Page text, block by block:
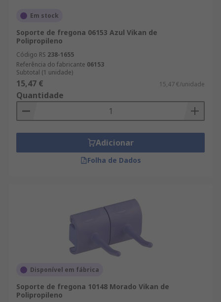
Em stock
Soporte de fregona 06153 Azul Vikan de
Polipropileno
Código RS 238-1655
Referência do fabricante 06153
Subtotal (1 unidade)
15,47 € 15,47 €/unidade
Quantidade
Adicionar
Folha de Dados
Disponível em fábrica
Soporte de fregona 10148 Morado Vikan de
Polipropileno